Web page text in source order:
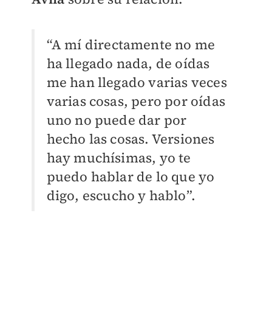
“A mí directamente no me
ha llegado nada, de oídas
me han llegado varias veces
varias cosas, pero por oídas
uno no puede dar por
hecho las cosas. Versiones
hay muchísimas, yo te
puedo hablar de lo que yo
digo, escucho y hablo”.